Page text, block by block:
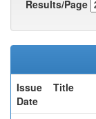
Results/Page
Issue
Date
Title